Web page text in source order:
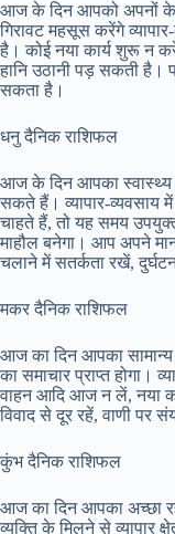
आज के दिन आपको अपनों के
गिरावट महसूस करेंगे
है। कोई नया कार्य शुरू न
हानि उठानी पड़ सकती है।
सकता है।
धनु दैनिक राशिफल
आज के दिन आपका स्वास्थ्य
सकते हैं। व्यापार-व्यवसाय
चाहते हैं, तो यह समय
माहौल बनेगा। आप अपने
चलाने में सतर्कता रखें,
मकर दैनिक राशिफल
आज का दिन आपका
का समाचार प्राप्त होगा।
वाहन आदि आज न लें, नया
विवाद से दूर रहें, वाणी पर
कुंभ दैनिक राशिफल
आज का दिन आपका अच्छा
व्यक्ति के मिलने से व्यापार